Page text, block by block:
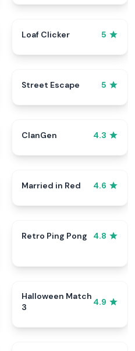
Loaf Clicker 5
Street Escape 5
ClanGen 4.3
Married in Red 4.6
Retro Ping Pong 4.8
Halloween Match
3
4.9